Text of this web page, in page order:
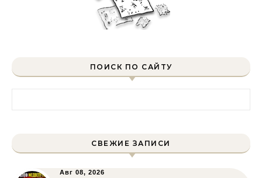
ПОИСК ПО САЙТУ
СВЕЖИЕ ЗАПИСИ
Авг 08, 2026